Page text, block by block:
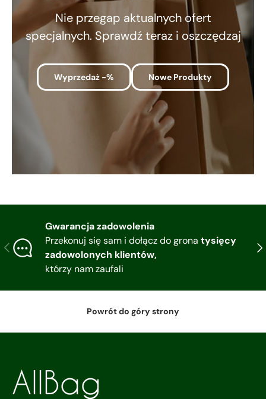
Nie przegap aktualnych ofert
specjalnych. Sprawdź teraz i oszczędzaj
Wyprzedaż -% Nowe Produkty
Poprzedni
Gwarancja zadowolenia
Przekonuj się sam i dołącz do grona tysięcy
zadowolonych klientów,
którzy nam zaufali
Powrót do góry strony